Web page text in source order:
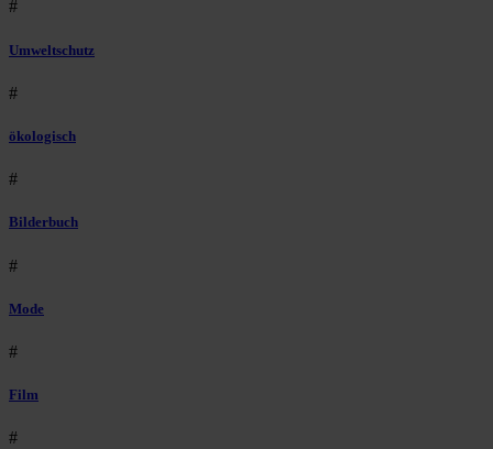
#
Umweltschutz
#
ökologisch
#
Bilderbuch
#
Mode
#
Film
#